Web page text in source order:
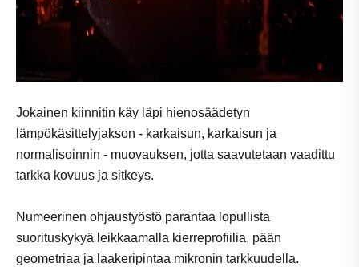
Jokainen kiinnitin käy läpi hienosäädetyn
lämpökäsittelyjakson - karkaisun, karkaisun ja
normalisoinnin - muovauksen, jotta saavutetaan vaadittu
tarkka kovuus ja sitkeys.
Numeerinen ohjaustyöstö parantaa lopullista
suorituskykyä leikkaamalla kierreprofiilia, pään
geometriaa ja laakeripintaa mikronin tarkkuudella.